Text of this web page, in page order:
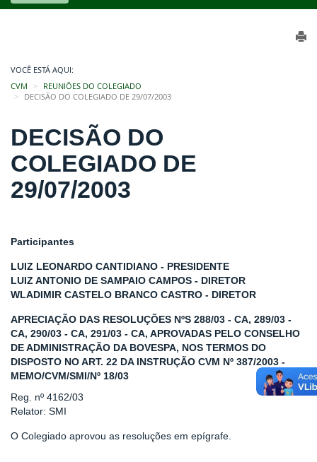
VOCÊ ESTÁ AQUI:
CVM
REUNIÕES DO COLEGIADO
DECISÃO DO COLEGIADO DE 29/07/2003
DECISÃO DO
COLEGIADO DE
29/07/2003
Participantes
LUIZ LEONARDO CANTIDIANO - PRESIDENTE
LUIZ ANTONIO DE SAMPAIO CAMPOS - DIRETOR
WLADIMIR CASTELO BRANCO CASTRO - DIRETOR
APRECIAÇÃO DAS RESOLUÇÕES NºS 288/03 - CA, 289/03 -
CA, 290/03 - CA, 291/03 - CA, APROVADAS PELO CONSELHO
DE ADMINISTRAÇÃO DA BOVESPA, NOS TERMOS DO
DISPOSTO NO ART. 22 DA INSTRUÇÃO CVM Nº 387/2003 -
MEMO/CVM/SMI/Nº 18/03
Reg. nº 4162/03
Relator: SMI
O Colegiado aprovou as resoluções em epígrafe.